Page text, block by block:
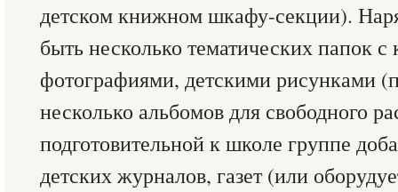
детском книжном шкафу-секции).
быть несколько тематических папок с
фотографиями, детскими рисунками
несколько альбомов для свободного
подготовительной к школе группе
детских журналов, газет (или